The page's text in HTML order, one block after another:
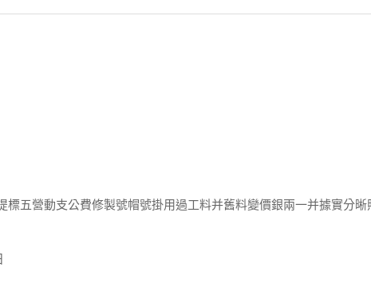
標五營動支公費修製號帽號掛用過工料并舊料變價銀兩一并據實分晰